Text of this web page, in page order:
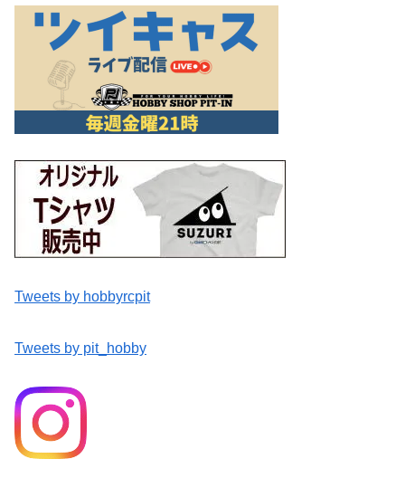
Tweets by hobbyrcpit
Tweets by pit_hobby